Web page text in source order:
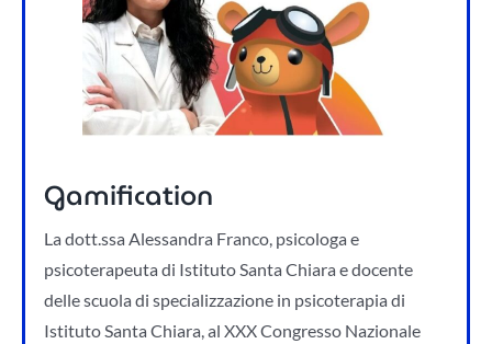
Gamification
La dott.ssa Alessandra Franco, psicologa e
psicoterapeuta di Istituto Santa Chiara e docente
delle scuola di specializzazione in psicoterapia di
Istituto Santa Chiara, al XXX Congresso Nazionale